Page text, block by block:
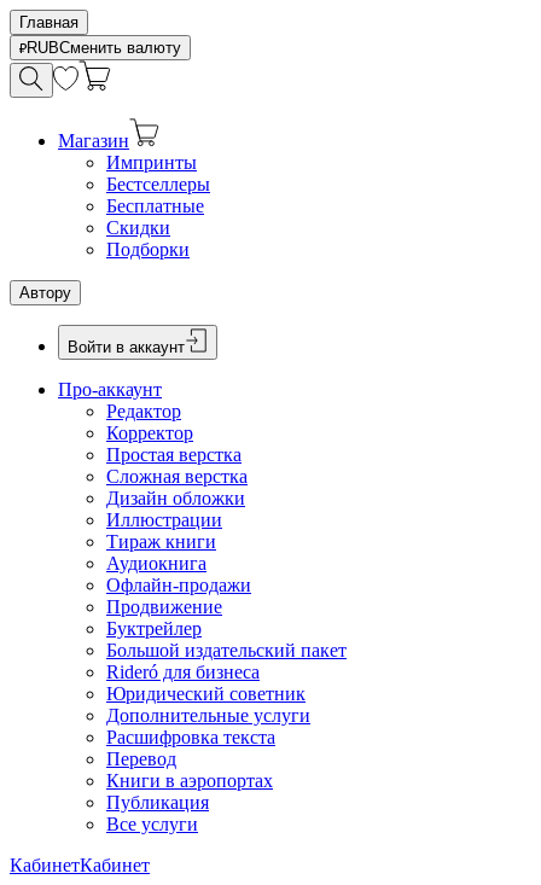
Главная
RUBСменить валюту
Магазин
Импринты
Бестселлеры
Бесплатные
Скидки
Подборки
Автору
Войти в аккаунт
Про-аккаунт
Редактор
Корректор
Простая верстка
Сложная верстка
Дизайн обложки
Иллюстрации
Тираж книги
Аудиокнига
Офлайн-продажи
Продвижение
Буктрейлер
Большой издательский пакет
Rideró для бизнеса
Юридический советник
Дополнительные услуги
Расшифровка текста
Перевод
Книги в аэропортах
Публикация
Все услуги
КабинетКабинет